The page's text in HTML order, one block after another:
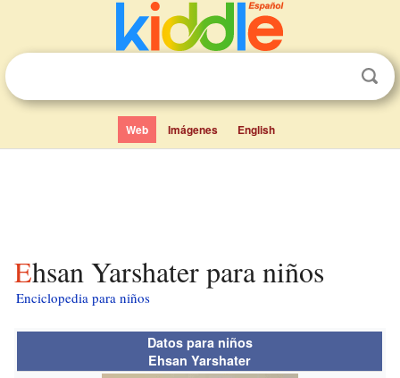
Web Imágenes English
Ehsan Yarshater para niños
Enciclopedia para niños
Datos para niños
Ehsan Yarshater